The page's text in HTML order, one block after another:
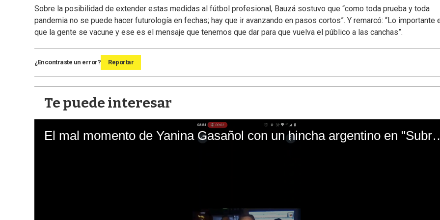
Sobre la posibilidad de extender estas medidas al fútbol profesional, Bauzá sostuvo que “como toda prueba y toda
pandemia no se puede hacer futurología en fechas; hay que ir avanzando en pasos cortos”. Y remarcó: “Lo importante
que la gente se vacune y ese es el mensaje que tenemos que dar para que vuelva el público a las canchas”.
¿Encontraste un error? Reportar
Te puede interesar
El mal momento de Yanina